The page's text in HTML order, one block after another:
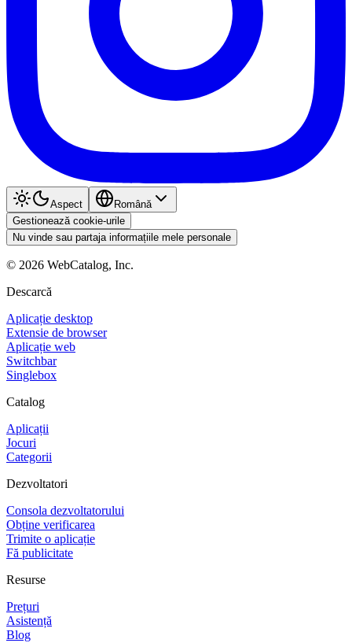
Aspect
Română
Gestionează cookie-urile
Nu vinde sau partaja informațiile mele personale
© 2026 WebCatalog, Inc.
Descarcă
Aplicație desktop
Extensie de browser
Aplicație web
Switchbar
Singlebox
Catalog
Aplicații
Jocuri
Categorii
Dezvoltatori
Consola dezvoltatorului
Obține verificarea
Trimite o aplicație
Fă publicitate
Resurse
Prețuri
Asistență
Blog